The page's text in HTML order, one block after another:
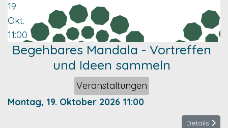
19
Okt.
11:00
Begehbares Mandala - Vortreffen
und Ideen sammeln
Veranstaltungen
Montag, 19. Oktober 2026 11:00
Details